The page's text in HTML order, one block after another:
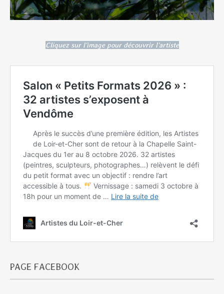
Cliquez sur l'image pour découvrir l'artiste
PAGE FACEBOOK